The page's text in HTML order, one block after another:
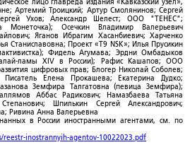
лицо главреда издания «Кавказский узел»,
Артемий Троицкий; Артур Смолянинов; Сергей
Ухов; Александр Шелест; ООО "ТЕНЕС";
Монеточка); Осечкин Владимир Валерьевич
Яганов Ибрагим Хасанбиевич; Харченко
Станиславовна; Проект «T9 NSK»; Илья Прусикин
Фидель Агумава; Эрдни Омбадыков
ламы XIV в России); Рафис Кашапов; ООО
цифровых прав; Блогер Николай Соболев;
Елена Прокашева; Екатерина Дудко;
Земфира Талгатовна (певица Земфира);
Аббас Радикович; Намазбаева Татьяна
Шпилькин Сергей Александрович;
Ривина Анна Валерьевна
в России иностранными агентами, см. по
inostrannyih-agentov-10022023.pdf